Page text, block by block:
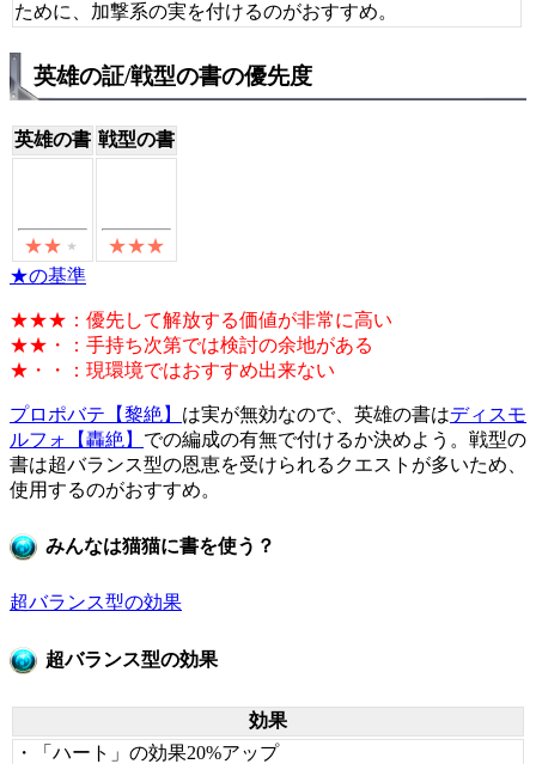
ために、加撃系の実を付けるのがおすすめ。
英雄の証/戦型の書の優先度
英雄の書 戦型の書
★の基準
★★★：優先して解放する価値が非常に高い
★★・：手持ち次第では検討の余地がある
★・・：現環境ではおすすめ出来ない
プロポバテ【黎絶】 は実が無効なので、英雄の書はディスモ
ルフォ【轟絶】 での編成の有無で付けるか決めよう。戦型の
書は超バランス型の恩恵を受けられるクエストが多いため、
使用するのがおすすめ。
みんなは猫猫に書を使う？
超バランス型の効果
超バランス型の効果
効果
・「ハート」の効果20%アップ